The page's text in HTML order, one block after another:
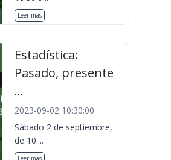
Leer más
Estadística:
Pasado, presente
...
2023-09-02 10:30:00
Sábado 2 de septiembre,
de 10....
Leer más